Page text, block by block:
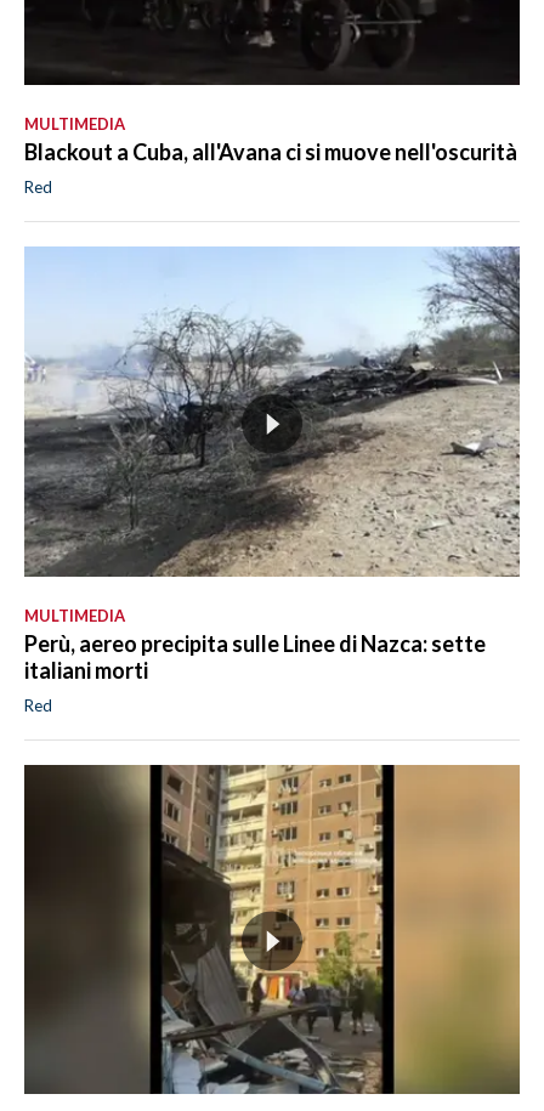
MULTIMEDIA
Blackout a Cuba, all'Avana ci si muove nell'oscurità
Red
MULTIMEDIA
Perù, aereo precipita sulle Linee di Nazca: sette
italiani morti
Red